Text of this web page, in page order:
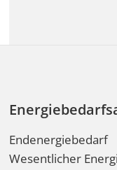
Endenergiebedarf
Wesentlicher